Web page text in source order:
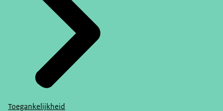
Toegankelijkheid